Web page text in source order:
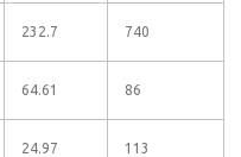
232.7 740
64.61 86
24.97 113